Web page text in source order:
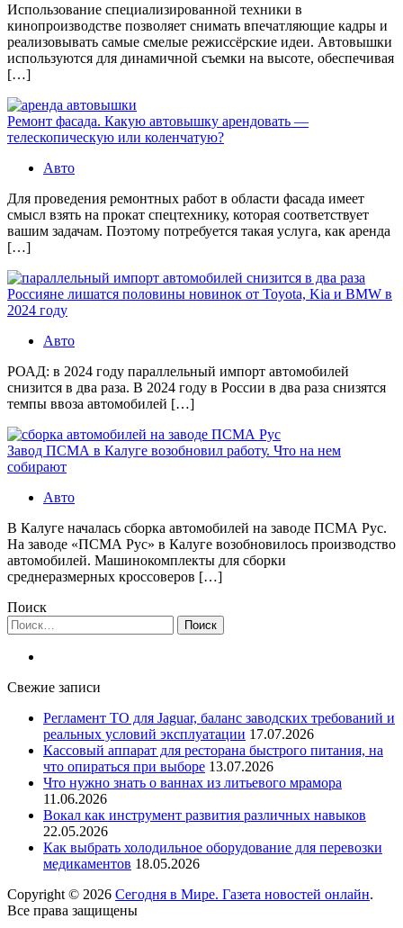
Использование специализированной техники в
кинопроизводстве позволяет снимать впечатляющие кадры и
реализовывать самые смелые режиссёрские идеи. Автовышки
используются для динамичной съемки на высоте, обеспечивая
[…]
Ремонт фасада. Какую автовышку арендовать —
телескопическую или коленчатую?
Авто
Для проведения ремонтных работ в области фасада имеет
смысл взять на прокат спецтехнику, которая соответствует
вашим задачам. Поэтому потребуется такая услуга, как аренда
[…]
Россияне лишатся половины новинок от Toyota, Kia и BMW в
2024 году
Авто
РОАД: в 2024 году параллельный импорт автомобилей
снизится в два раза. В 2024 году в России в два раза снизятся
темпы ввоза автомобилей […]
Завод ПСМА в Калуге возобновил работу. Что на нем
собирают
Авто
В Калуге началась сборка автомобилей на заводе ПСМА Рус.
На заводе «ПСМА Рус» в Калуге возобновилось производство
автомобилей. Машинокомплекты для сборки
среднеразмерных кроссоверов […]
Поиск
Найти:
Свежие записи
Регламент ТО для Jaguar, баланс заводских требований и
реальных условий эксплуатации 17.07.2026
Кассовый аппарат для ресторана быстрого питания, на
что опираться при выборе 13.07.2026
Что нужно знать о ваннах из литьевого мрамора
11.06.2026
Вокал как инструмент развития различных навыков
22.05.2026
Как выбрать холодильное оборудование для перевозки
медикаментов 18.05.2026
Copyright © 2026 Сегодня в Мире. Газета новостей онлайн.
Все права защищены